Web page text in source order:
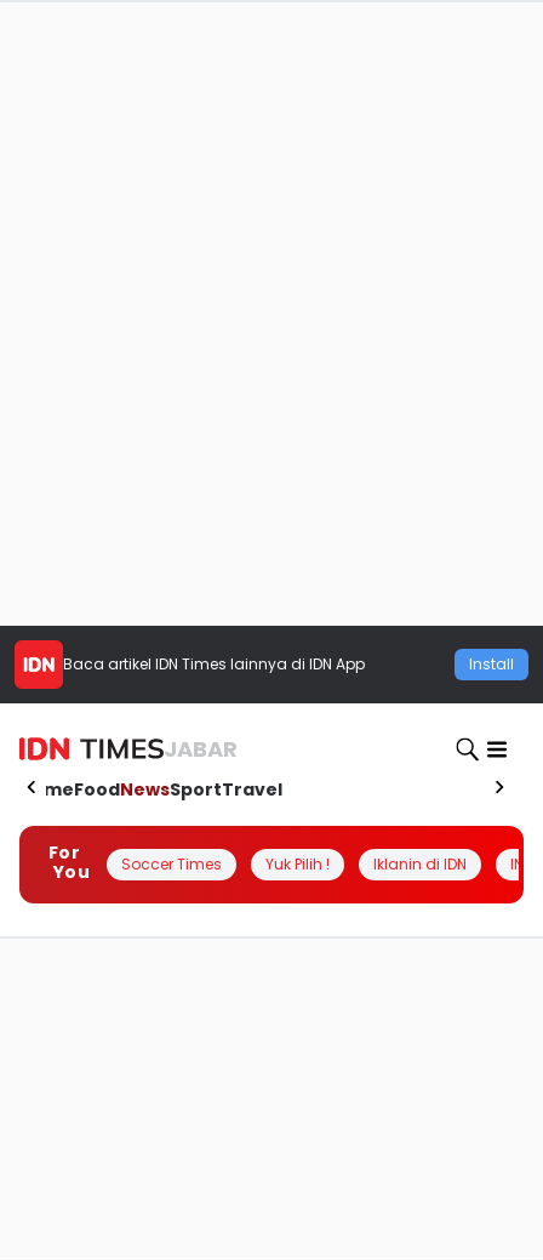
Baca artikel IDN Times lainnya di IDN App Install
JABAR
HomeFoodNewsSportTravel
For
You
Soccer Times Yuk Pilih ! Iklanin di IDN